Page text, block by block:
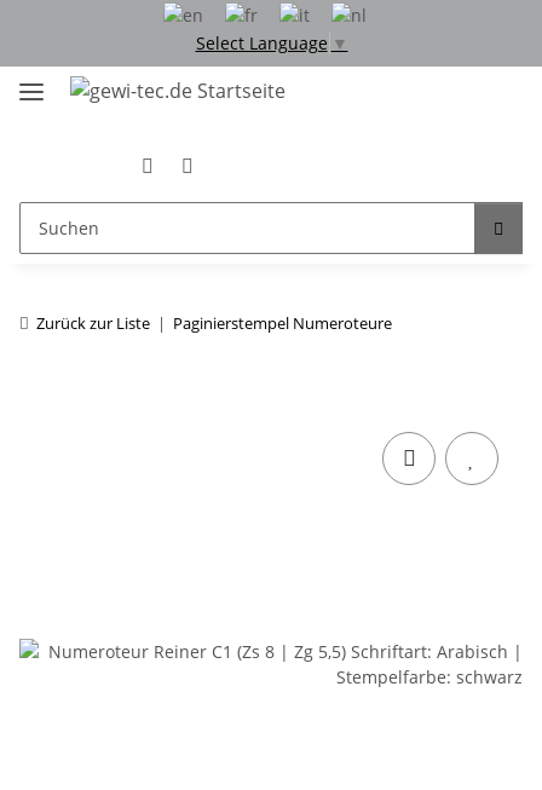
Select Language ▼
Zurück zur Liste Paginierstempel Numeroteure